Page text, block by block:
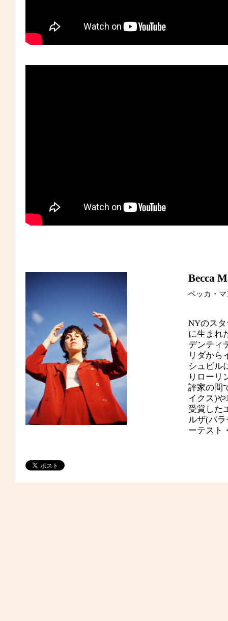
Becca
ベッカ・
NYのス
に生まれ
デンティ
リダから
シュビル
りローリ
評家の間
イクス)や
受賞した
ルザ(パ
ーテスト